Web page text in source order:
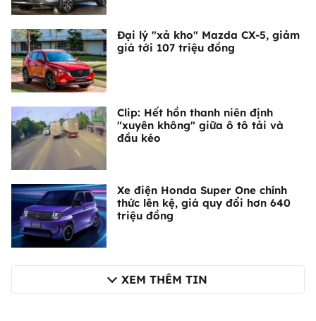
Đại lý "xả kho" Mazda CX-5, giảm
giá tới 107 triệu đồng
Clip: Hết hồn thanh niên định
"xuyên không" giữa ô tô tải và
đầu kéo
Xe điện Honda Super One chính
thức lên kệ, giá quy đổi hơn 640
triệu đồng
XEM THÊM TIN